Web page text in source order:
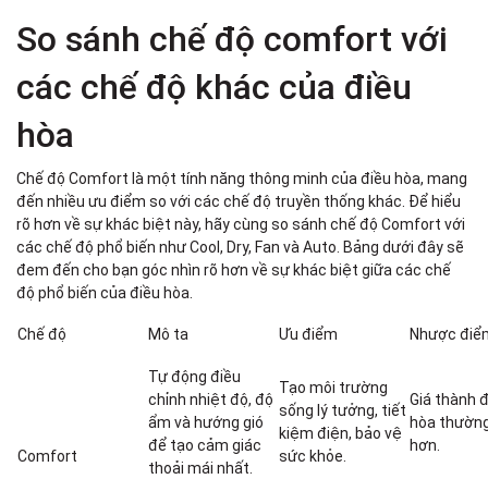
So sánh chế độ comfort với
các chế độ khác của điều
hòa
Chế độ Comfort là một tính năng thông minh của điều hòa, mang
đến nhiều ưu điểm so với các chế độ truyền thống khác. Để hiểu
rõ hơn về sự khác biệt này, hãy cùng so sánh chế độ Comfort với
các chế độ phổ biến như Cool, Dry, Fan và Auto. Bảng dưới đây sẽ
đem đến cho bạn góc nhìn rõ hơn về sự khác biệt giữa các chế
độ phổ biến của điều hòa.
Chế độ Mô ta Ưu điểm Nhược
Comfort
Tự động điều
chỉnh nhiệt độ, độ
ẩm và hướng gió
để tạo cảm giác
thoải mái nhất.
Tạo môi trường
sống lý tưởng, tiết
kiệm điện, bảo vệ
sức khỏe.
Giá thành
hòa
hơn.